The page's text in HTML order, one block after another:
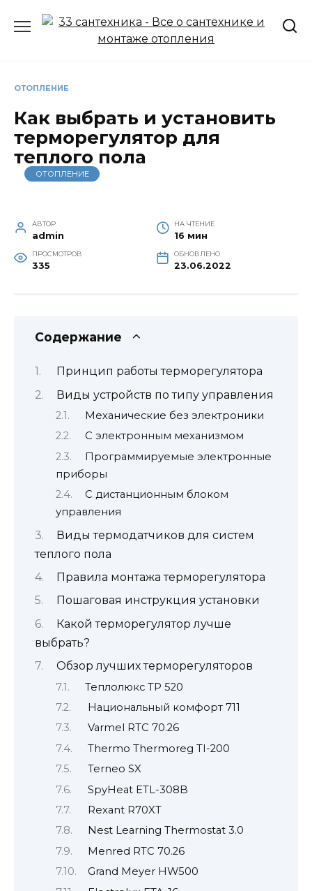
ОТОПЛЕНИЕ
Как выбрать и установить
терморегулятор для
теплого пола
ОТОПЛЕНИЕ
АВТОР
admin
НА ЧТЕНИЕ
16 мин
ПРОСМОТРОВ
335
ОБНОВЛЕНО
23.06.2022
Содержание
Принцип работы терморегулятора
Виды устройств по типу управления
Механические без электроники
С электронным механизмом
Программируемые электронные
приборы
С дистанционным блоком
управления
Виды термодатчиков для систем
теплого пола
Правила монтажа терморегулятора
Пошаговая инструкция установки
Какой терморегулятор лучше
выбрать?
Обзор лучших терморегуляторов
Теплолюкс ТР 520
Национальный комфорт 711
Varmel RTC 70.26
Thermo Thermoreg TI-200
Terneo SX
SpyHeat ETL-308B
Rexant R70XT
Nest Learning Thermostat 3.0
Menred RTC 70.26
Grand Meyer HW500